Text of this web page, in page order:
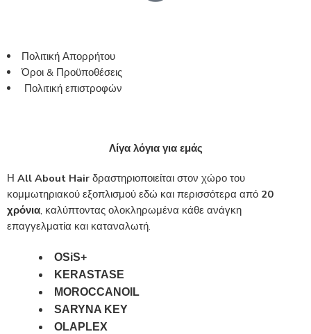
Πολιτική Απορρήτου
Όροι & Προϋποθέσεις
Πολιτική επιστροφών
Λίγα λόγια για εμάς
Η All About Hair δραστηριοποιείται στον χώρο του
κομμωτηριακού εξοπλισμού εδώ και περισσότερα από 20
χρόνια, καλύπτοντας ολοκληρωμένα κάθε ανάγκη
επαγγελματία και καταναλωτή.
OSiS+
KERASTASE
MOROCCANOIL
SARYNA KEY
OLAPLEX